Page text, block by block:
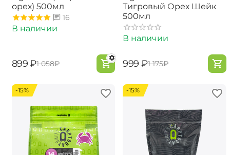
орех) 500мл
16
В наличии
‍899‍ ₽‍1 058‍₽
Тигровый Орех Шейк
500мл
В наличии
‍999‍ ₽‍1 175‍₽
-15% -15%